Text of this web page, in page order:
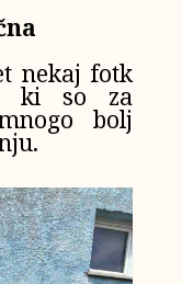
nekaj fotk
ki so za
bolj